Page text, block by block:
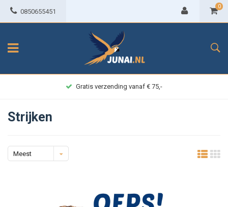
0850655451
0
Gratis verzending vanaf € 75,-
Strijken
Meest